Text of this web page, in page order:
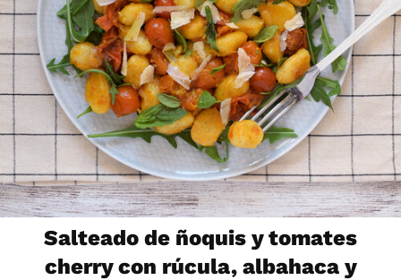
Salteado de ñoquis y tomates
cherry con rúcula, albahaca y